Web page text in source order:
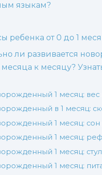
языкам?
ребенка от 0 до 1
ли развивается
месяца к месяцу?
1 месяц: вес
в 1 месяц:
1 месяц: сон
1 месяц:
1 месяц:
1 месяц: